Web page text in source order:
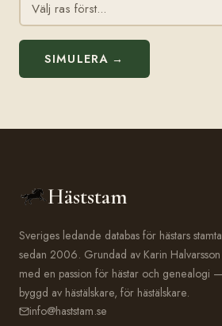
SIMULERA →
Häststam
Sveriges ledande databas för hästars
sedan 2006. Grundad av Karin Halvarsson
med en passion för hästar och genealogi —
byggd av hästälskare, för hästälskare.
info@haststam.se